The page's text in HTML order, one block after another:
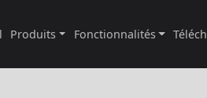
Produits Fonctionnalités